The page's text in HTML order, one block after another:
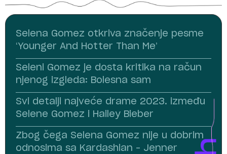
Selena Gomez otkriva značenje pesme
‘Younger And Hotter Than Me’
Seleni Gomez je dosta kritika na račun
njenog izgleda: Bolesna sam
Svi detalji najveće drame 2023. između
Selene Gomez i Hailey Bieber
Zbog čega Selena Gomez nije u dobrim
odnosima sa Kardashian – Jenner